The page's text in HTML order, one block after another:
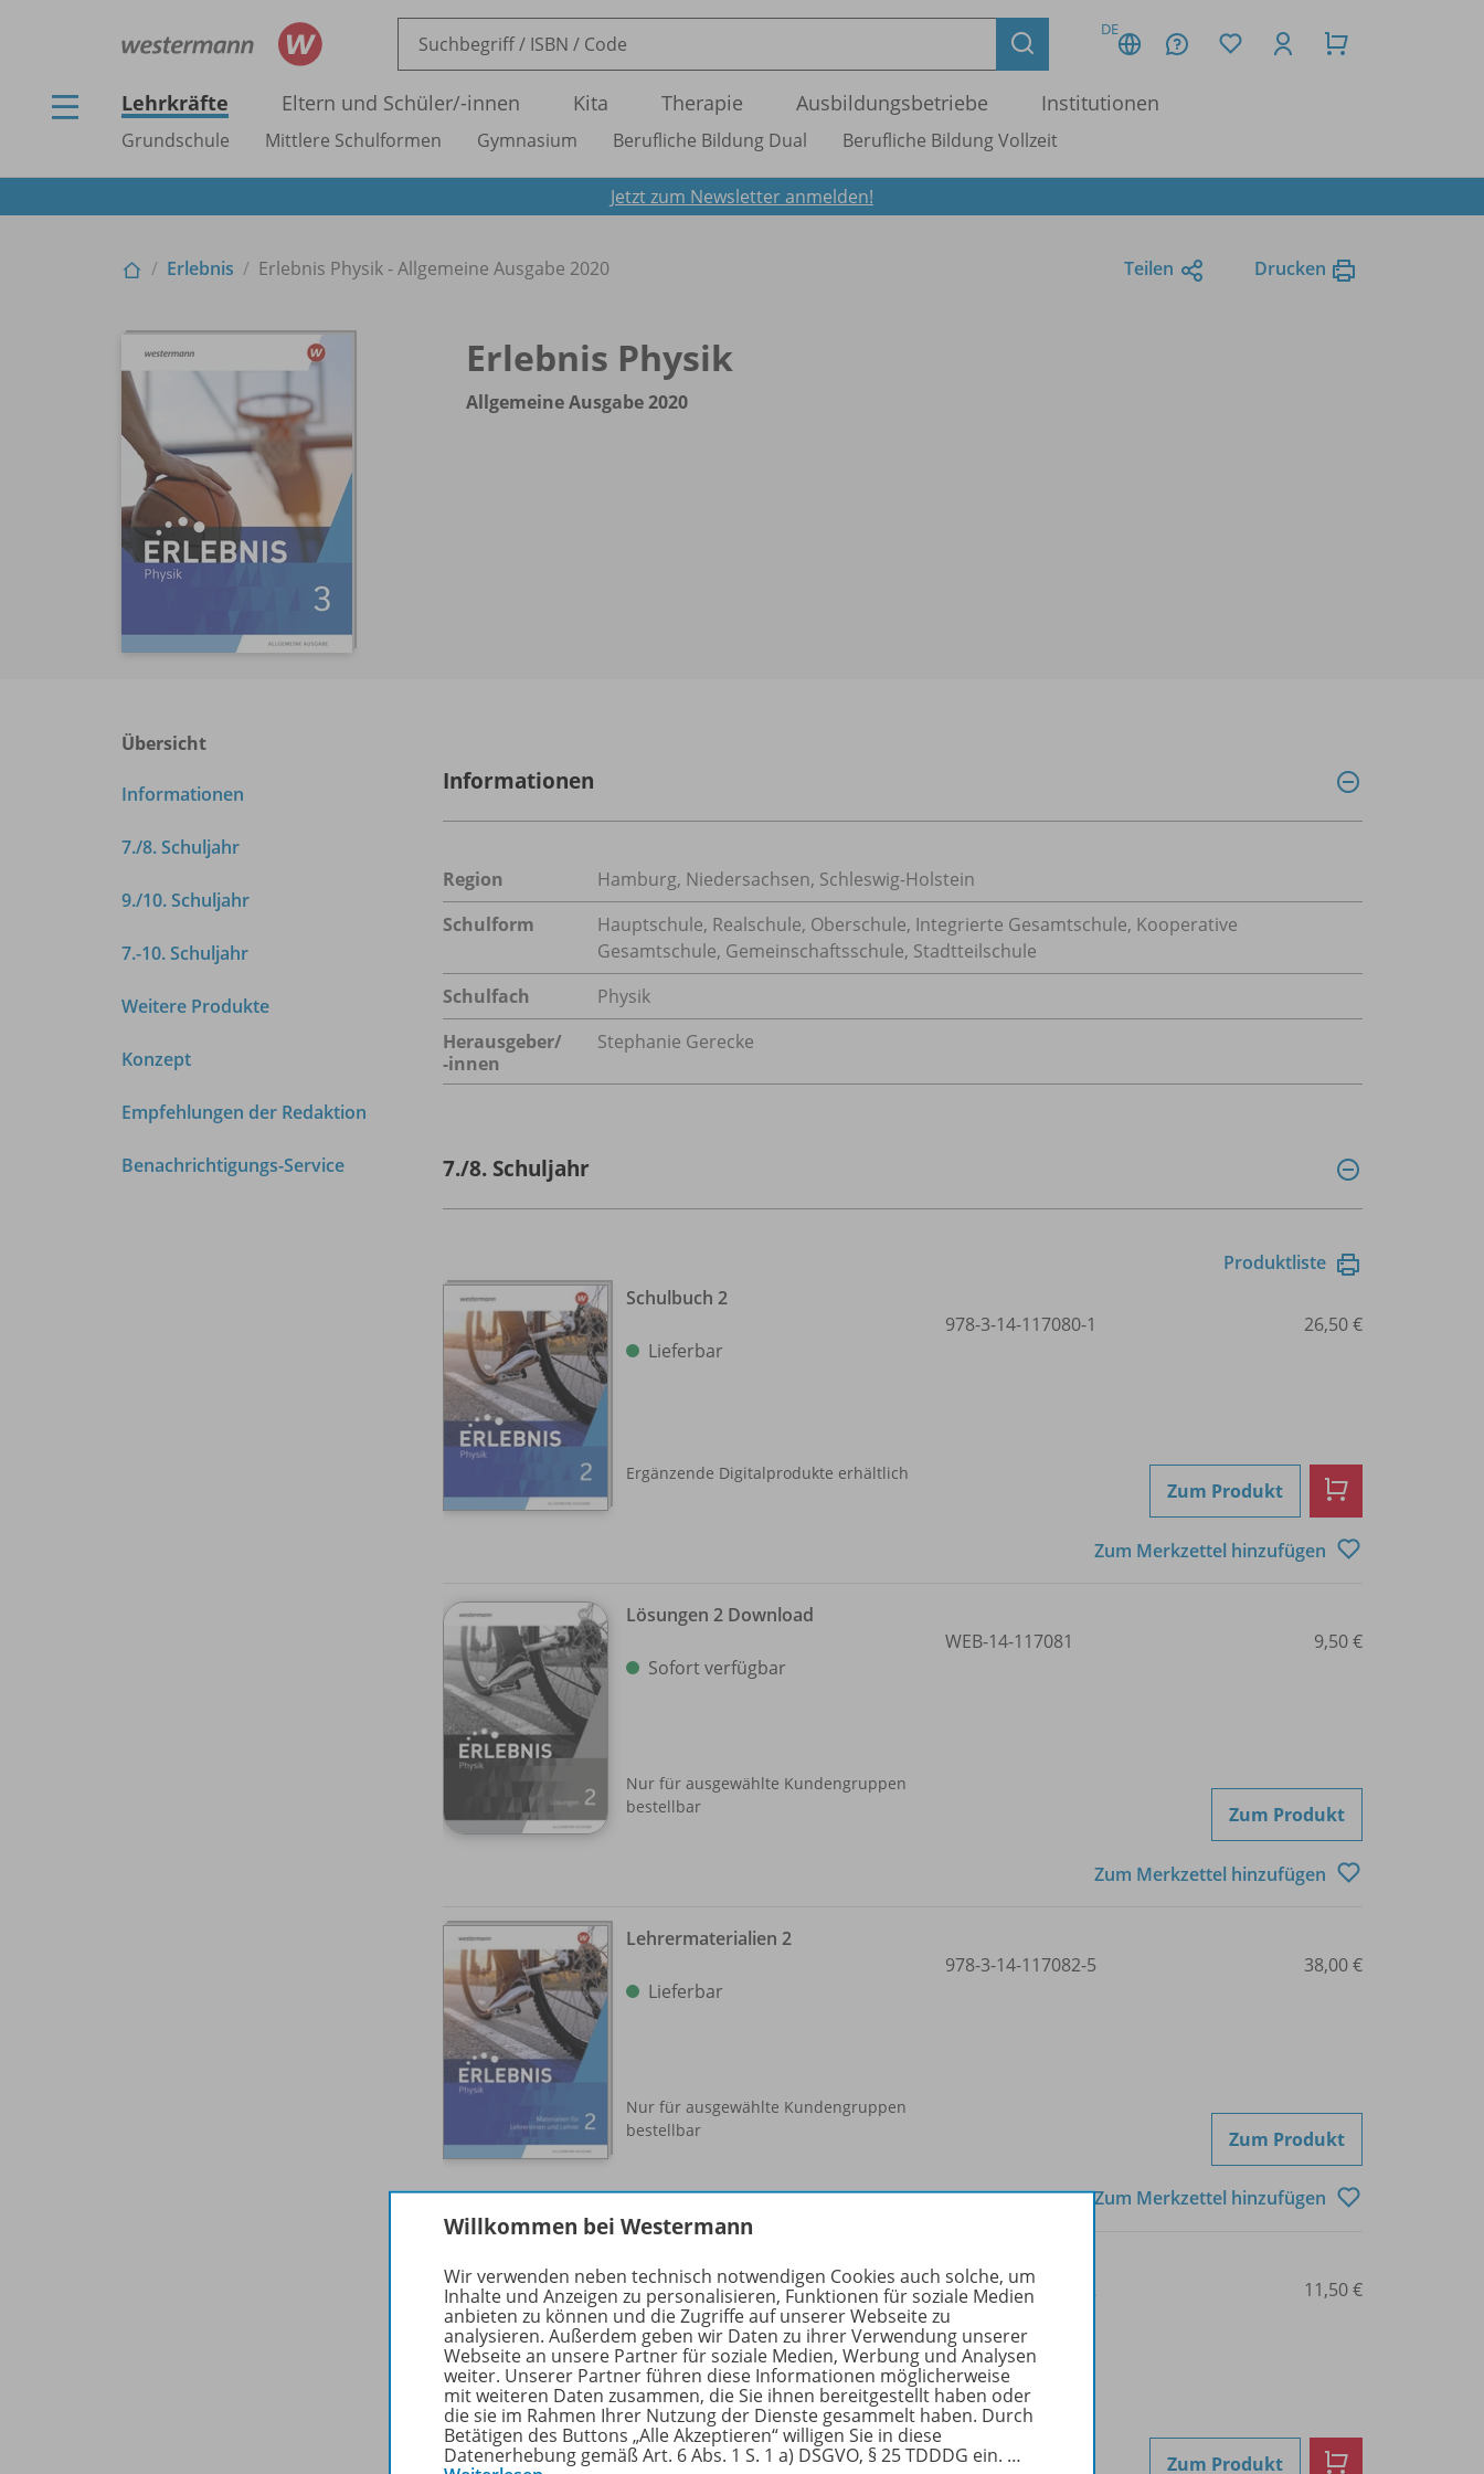
DE
Lehrkräfte Eltern und Schüler/-innen Kita Therapie Ausbildungsbetriebe Institutionen
Grundschule Mittlere Schulformen Gymnasium Berufliche Bildung Dual Berufliche Bildung Vollzeit
Jetzt zum Newsletter anmelden!
Erlebnis Erlebnis Physik - Allgemeine Ausgabe 2020 Teilen Drucken
Erlebnis Physik
Allgemeine Ausgabe 2020
Übersicht
Informationen
7./8. Schuljahr
9./10. Schuljahr
7.-10. Schuljahr
Weitere Produkte
Konzept
Empfehlungen der Redaktion
Benachrichtigungs-Service
Informationen
Region
Hamburg, Niedersachsen, Schleswig-Holstein
Schulform
Hauptschule, Realschule, Oberschule, Integrierte Gesamtschule, Kooperative
Gesamtschule, Gemeinschaftsschule, Stadtteilschule
Schulfach
Physik
Herausgeber/
-innen
Stephanie Gerecke
7./8. Schuljahr
Produktliste
Schulbuch 2
Lieferbar
Ergänzende Digitalprodukte erhältlich
978-3-14-117080-1 26,50 €
Zum Produkt
Zum Merkzettel hinzufügen
Lösungen 2 Download
Sofort verfügbar
Nur für ausgewählte Kundengruppen
bestellbar
WEB-14-117081 9,50 €
Zum Produkt
Zum Merkzettel hinzufügen
Lehrermaterialien 2
Lieferbar
Nur für ausgewählte Kundengruppen
bestellbar
978-3-14-117082-5 38,00 €
Zum Produkt
Zum Merkzettel hinzufügen
Förderheft 2
Lieferbar
978-3-14-117083-2 11,50 €
Zum Produkt
Willkommen bei Westermann
Wir verwenden neben technisch notwendigen Cookies auch solche, um
Inhalte und Anzeigen zu personalisieren, Funktionen für soziale Medien
anbieten zu können und die Zugriffe auf unserer Webseite zu
analysieren. Außerdem geben wir Daten zu ihrer Verwendung unserer
Webseite an unsere Partner für soziale Medien, Werbung und Analysen
weiter. Unserer Partner führen diese Informationen möglicherweise
mit weiteren Daten zusammen, die Sie ihnen bereitgestellt haben oder
die sie im Rahmen Ihrer Nutzung der Dienste gesammelt haben. Durch
Betätigen des Buttons „Alle Akzeptieren“ willigen Sie in diese
Datenerhebung gemäß Art. 6 Abs. 1 S. 1 a) DSGVO, § 25 TDDDG ein. …